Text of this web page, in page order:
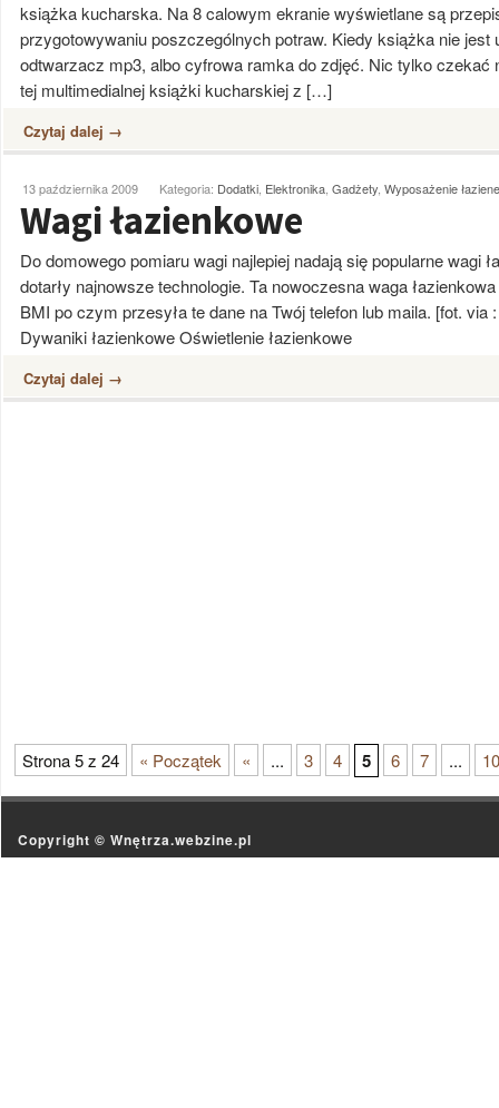
książka kucharska. Na 8 calowym ekranie wyświetlane są
przygotowywaniu poszczególnych potraw. Kiedy książka nie jest
odtwarzacz mp3, albo cyfrowa ramka do zdjęć. Nic tylko czekać
tej multimedialnej książki kucharskiej z […]
Czytaj dalej →
13 października 2009 Kategoria: Dodatki Elektronika Gadżety Wyposażenie
Wagi łazienkowe
Do domowego pomiaru wagi najlepiej nadają się popularne wagi
dotarły najnowsze technologie. Ta nowoczesna waga
BMI po czym przesyła te dane na Twój telefon lub maila. [fot. via
Dywaniki łazienkowe Oświetlenie łazienkowe
Czytaj dalej →
Strona 5 z 24 « Początek « ... 3 4 5 6 7 ... 10
Copyright © Wnętrza.webzine.pl